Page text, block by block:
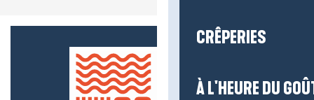
CRÊPERIES
À L'HEURE DU